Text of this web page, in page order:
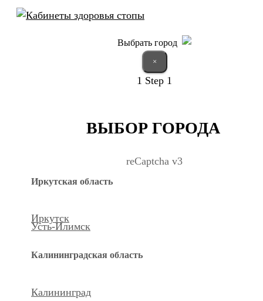
Выбрать город
×
1 Step 1
ВЫБОР ГОРОДА
reCaptcha v3
Иркутская область
Иркутск
Усть-Илимск
Калининградская область
Калининград